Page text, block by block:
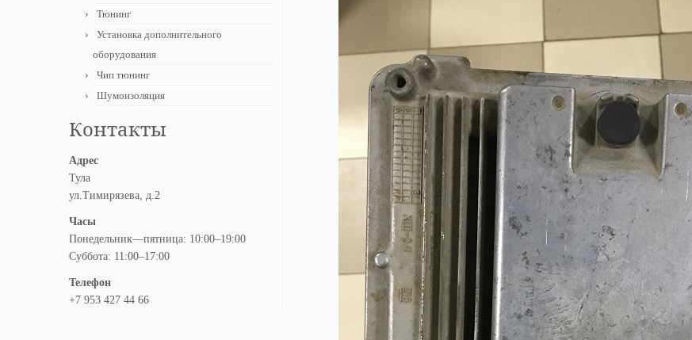
Тюнинг
Установка дополнительного
оборудования
Чип тюнинг
Шумоизоляция
Контакты
Адрес
Тула
ул.Тимирязева, д.2
Часы
Понедельник—пятница: 10:00–19:00
Суббота: 11:00–17:00
Телефон
+7 953 427 44 66